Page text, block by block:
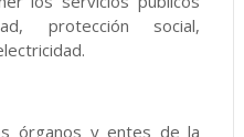
protección social,
órganos y entes de la